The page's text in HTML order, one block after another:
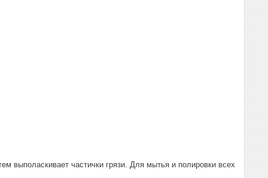
выполаскивает частички грязи. Для мытья и полировки всех